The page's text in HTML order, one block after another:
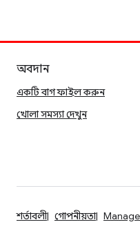
অবদান
একটি বাগ ফাইল করুন
খোলা সমস্যা দেখুন
শর্তাবলী গোপনীয়তা